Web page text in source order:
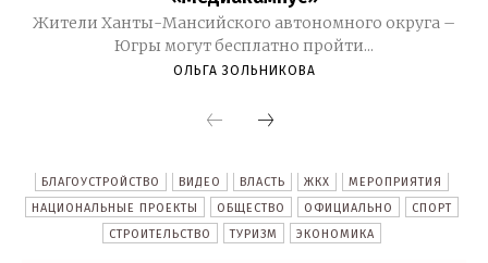
Жители Ханты-Мансийского автономного округа –
Югры могут бесплатно пройти...
ОЛЬГА ЗОЛЬНИКОВА